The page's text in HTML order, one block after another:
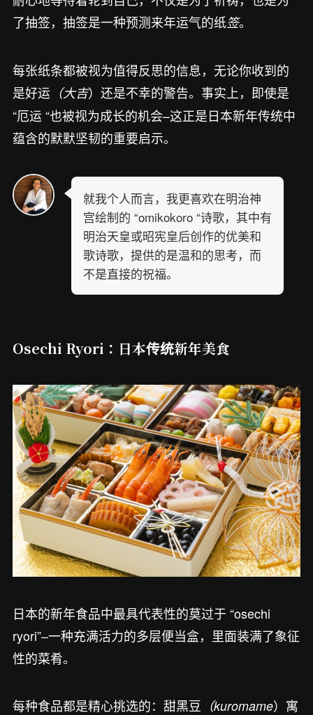
了抽签，抽签是一种预测来年运气的纸签。
每张纸条都被视为值得反思的信息，无论你收到的
是好运 （大吉）还是不幸的警告。事实上，即使是
“厄运 “也被视为成长的机会–这正是日本新年传统中
蕴含的默默坚韧的重要启示。
就我个人而言，我更喜欢在明治神
宫绘制的 “omikokoro “诗歌，其中有
明治天皇或昭宪皇后创作的优美和
歌诗歌，提供的是温和的思考，而
不是直接的祝福。
Osechi Ryori：日本传统新年美食
日本的新年食品中最具代表性的莫过于 “osechi
ryori”–一种充满活力的多层便当盒，里面装满了象征
性的菜肴。
每种食品都是精心挑选的：甜黑豆 （kuromame）寓